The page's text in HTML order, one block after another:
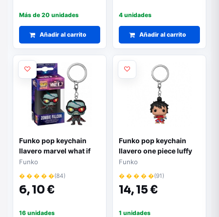
Más de 20 unidades
Añadir al carrito
4 unidades
Añadir al carrito
Funko pop keychain
llavero marvel what if
falcon zombie 57401
Funko
� � � � �(84)
6,10 €
16 unidades
Funko pop keychain
llavero one piece luffy
en kimono 61370
Funko
� � � � �(91)
14,15 €
1 unidades